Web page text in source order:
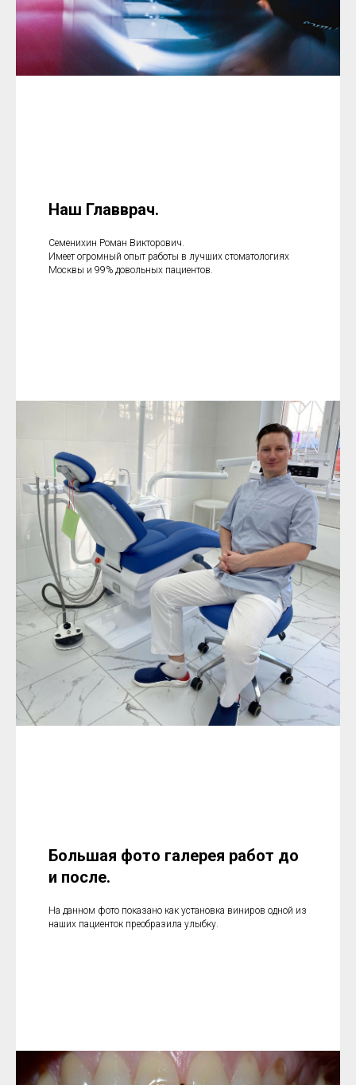
Наш Главврач.
Семенихин Роман Викторович.
Имеет огромный опыт работы в лучших стоматологиях
Москвы и 99% довольных пациентов.
Большая фото галерея работ до
и после.
На данном фото показано как установка виниров одной из
наших пациенток преобразила улыбку.